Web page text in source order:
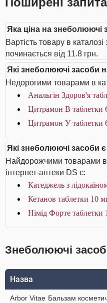
Яка ціна на знеболюючі
Вартість товару в
починається від 11.8 грн.
Які знеболюючі засоби
Недорогими товарами в
Анальгін Здоров'я
Цитрамон В таблетки
Цитрамон У таблетки
Які знеболюючі засоби
Найдорожчими товарами в
інтернет-аптеки DS є:
Катеджель з
Кетанов таблетки 10
Німід Форте таблетки
Знеболюючі
Назва
Arbor Vitae Бальзам